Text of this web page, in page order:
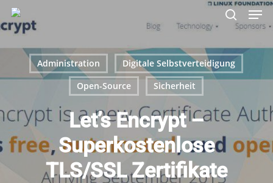
Skip
to
content
search
Administration
Digitale Selbstverteidigung
Open-Source
Sicherheit
Let’s Encrypt –
Superkostenlose
TLS/SSL Zertifikate
Menu